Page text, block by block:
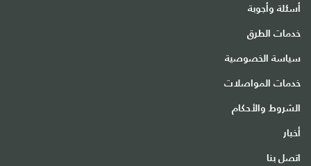
أسئلة وأجوبة
خدمات الطرق
سياسة الخصوصية
خدمات المواصلات
الشروط والأحكام
أخبار
اتصل بنا